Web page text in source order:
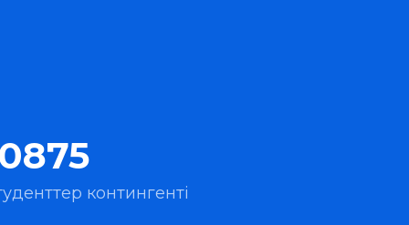
контингенті